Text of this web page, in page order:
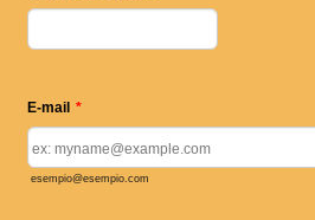
E-mail *
esempio@esempio.com